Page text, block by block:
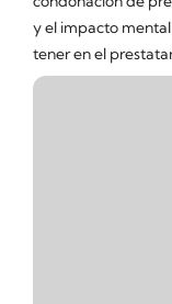
y el impacto
tener en el